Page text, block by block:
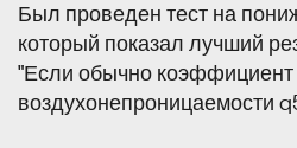
Был проведен тест на
который показал лучший
"Если обычно коэффициент
воздухонепроницаемости